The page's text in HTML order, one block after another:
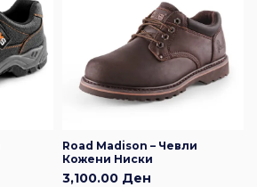
Road Madison – Чевли
Кожени Ниски
3,100.00 Ден